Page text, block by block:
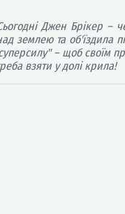
Джен Брікер –
землею та об'їздила
– щоб своїм
взяти у долі крила!